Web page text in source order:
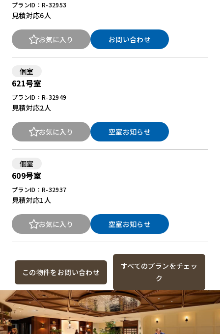
プランID：R-32953
見積対応6人
お気に入り お問い合わせ
個室
621号室
プランID：R-32949
見積対応2人
お気に入り 空室お知らせ
個室
609号室
プランID：R-32937
見積対応1人
お気に入り 空室お知らせ
この物件をお問い合わせ
すべてのプランをチェッ
ク